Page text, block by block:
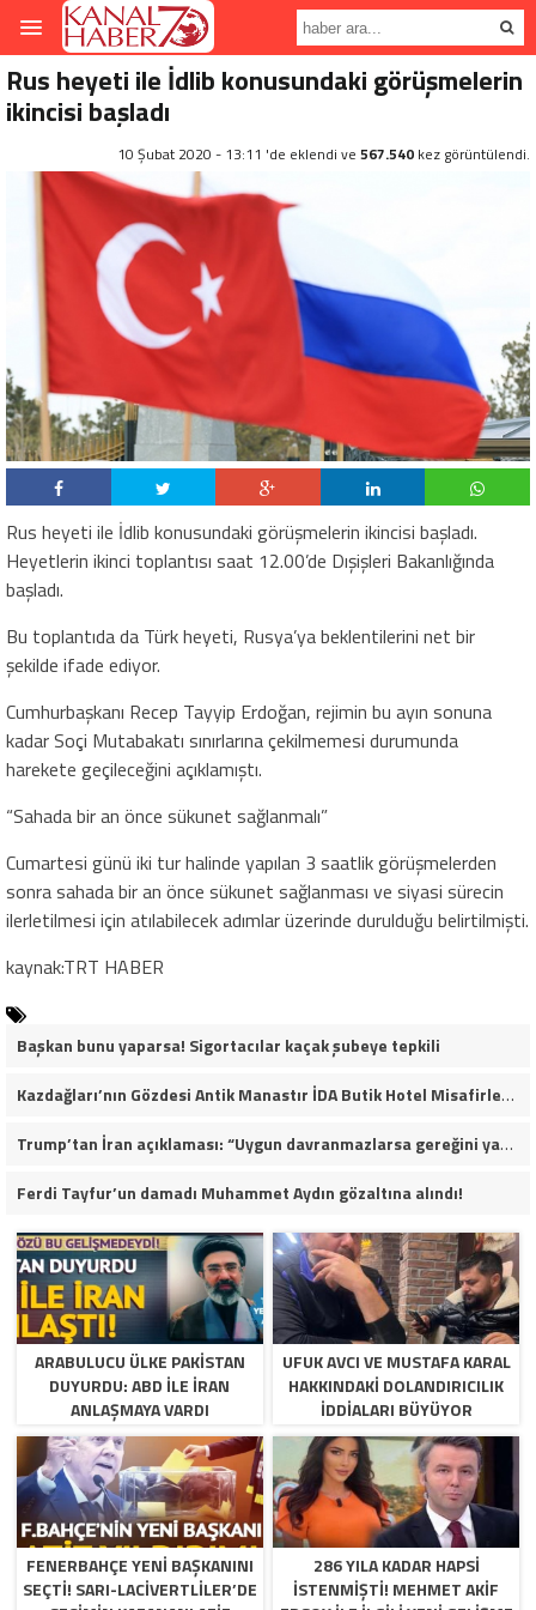
Rus heyeti ile İdlib konusundaki görüşmelerin
ikincisi başladı
10 Şubat 2020 - 13:11 'de eklendi ve 567.540 kez görüntülendi.
Rus heyeti ile İdlib konusundaki görüşmelerin ikincisi başladı.
Heyetlerin ikinci toplantısı saat 12.00’de Dışişleri Bakanlığında
başladı.
Bu toplantıda da Türk heyeti, Rusya’ya beklentilerini net bir
şekilde ifade ediyor.
Cumhurbaşkanı Recep Tayyip Erdoğan, rejimin bu ayın sonuna
kadar Soçi Mutabakatı sınırlarına çekilmemesi durumunda
harekete geçileceğini açıklamıştı.
“Sahada bir an önce sükunet sağlanmalı”
Cumartesi günü iki tur halinde yapılan 3 saatlik görüşmelerden
sonra sahada bir an önce sükunet sağlanması ve siyasi sürecin
ilerletilmesi için atılabilecek adımlar üzerinde durulduğu belirtilmişti.
kaynak:TRT HABER
Başkan bunu yaparsa! Sigortacılar kaçak şubeye tepkili
Kazdağları’nın Gözdesi Antik Manastır İDA Butik Hotel Misafirlerinden Tam Not Alıyor
Trump’tan İran açıklaması: “Uygun davranmazlarsa gereğini yaparım”
Ferdi Tayfur’un damadı Muhammet Aydın gözaltına alındı!
ARABULUCU ÜLKE PAKISTAN
DUYURDU: ABD ILE İRAN
ANLAŞMAYA VARDI
UFUK AVCI VE MUSTAFA KARAL
HAKKINDAKI DOLANDIRICILIK
İDDIALARI BÜYÜYOR
FENERBAHÇE YENI BAŞKANINI
SEÇTI! SARI-LACIVERTLILER’DE
286 YILA KADAR HAPSI
ISTENMIŞTI! MEHMET AKIF